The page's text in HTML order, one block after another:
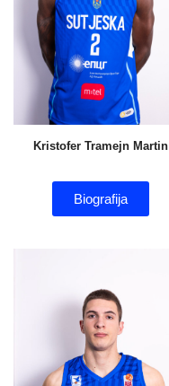
Kristofer Tramejn Martin
Biografija